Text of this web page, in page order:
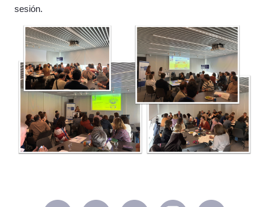
sesión.